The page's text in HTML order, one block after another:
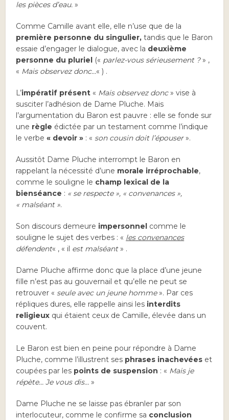
les pièces d’eau. »
Comme Camille avant elle, elle n’use que de la
première personne du singulier, tandis que le Baron
essaie d’engager le dialogue, avec la deuxième
personne du pluriel (« parlez-vous sérieusement ?» ,
« Mais observez donc…« ) .
L’impératif présent « Mais observez donc» vise à
susciter l’adhésion de Dame Pluche. Mais
l’argumentation du Baron est pauvre : elle se fonde sur
une règle édictée par un testament comme l’indique
le verbe« devoir » : « son cousin doit l’épouser».
Aussitôt Dame Pluche interrompt le Baron en
rappelant la nécessité d’une morale irréprochable,
comme le souligne le champ lexical de la
bienséance : « se respecte », « convenances »,
« malséant ».
Son discours demeure impersonnel comme le
souligne le sujet des verbes : « les convenances
défendent« , « il est malséant» .
Dame Pluche affirme donc que la place d’une jeune
fille n’est pas au gouvernail et qu’elle ne peut se
retrouver « seule avec un jeune homme». Par ces
répliques dures, elle rappelle ainsi les interdits
religieux qui étaient ceux de Camille, élevée dans un
couvent.
Le Baron est bien en peine pour répondre à Dame
Pluche, comme l’illustrent ses phrases inachevées et
coupées par les points de suspension : « Mais je
répète… Je vous dis…»
Dame Pluche ne se laisse pas ébranler par son
interlocuteur, comme le confirme sa conclusion